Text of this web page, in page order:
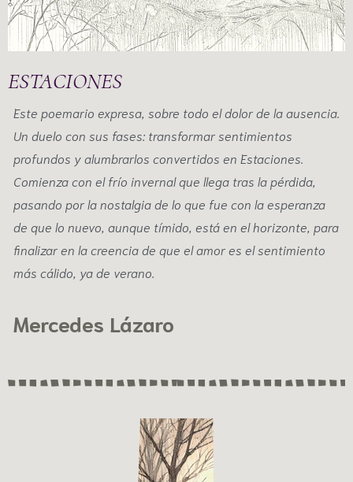
ESTACIONES
Este poemario expresa, sobre todo el dolor de la ausencia.
Un duelo con sus fases: transformar sentimientos
profundos y alumbrarlos convertidos en Estaciones.
Comienza con el frío invernal que llega tras la pérdida,
pasando por la nostalgia de lo que fue con la esperanza
de que lo nuevo, aunque tímido, está en el horizonte, para
finalizar en la creencia de que el amor es el sentimiento
más cálido, ya de verano.
Mercedes Lázaro